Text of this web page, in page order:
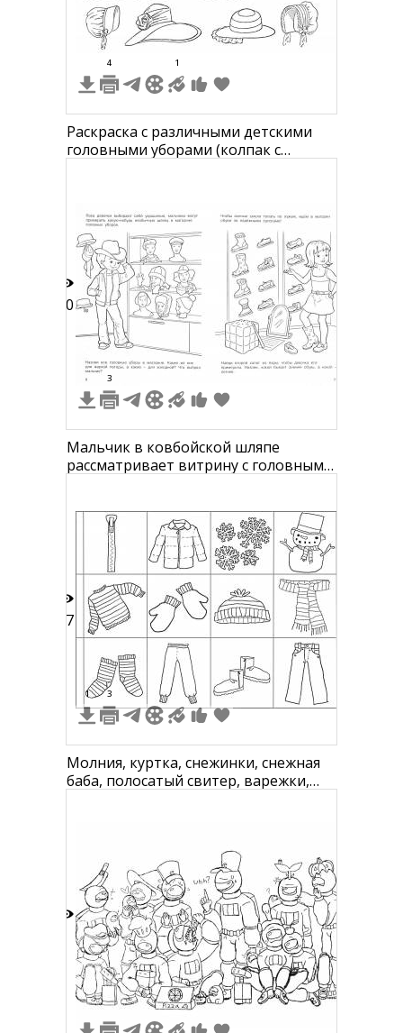
4 1
Раскраска с различными детскими
головными уборами (колпак с
10
3
Мальчик в ковбойской шляпе
рассматривает витрину с головными
17
1 3
Молния, куртка, снежинки, снежная
баба, полосатый свитер, варежки,